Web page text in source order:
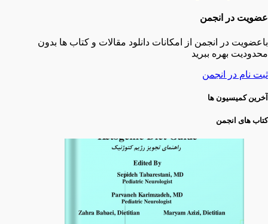
عضویت در انجمن
باعضویت در انجمن از امکانات دانلود مقالات و کتاب ها بدون
محدودیت بهره ببرید
ثبت نام در انجمن
آخرین کمیسیون ها
کتاب های انجمن